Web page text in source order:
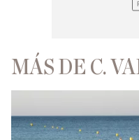
MÁS DE C.